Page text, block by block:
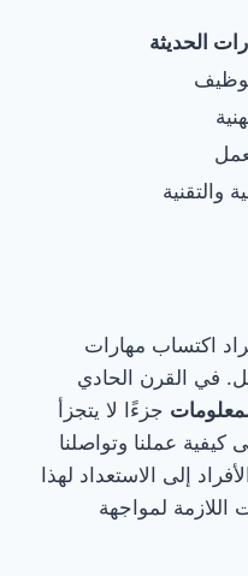
الحديثة
والتقنية
اكتساب مهارات
في القرن الحادي
جزءًا لا يتجزأ
كيفية عملنا وتواصلنا
إلى الاستعداد لهذا
اللازمة لمواجهة